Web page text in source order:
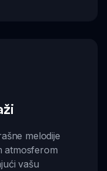
melodije
atmosferom
vašu